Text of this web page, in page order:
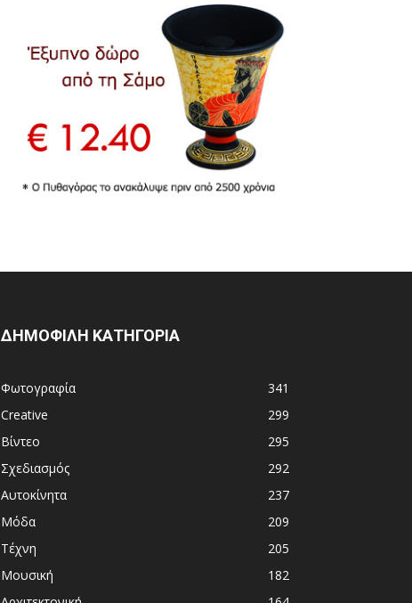
ΔΗΜΟΦΙΛΗ ΚΑΤΗΓΟΡΙΑ
Φωτογραφία
341
Creative
299
Βίντεο
295
Σχεδιασμός
292
Αυτοκίνητα
237
Μόδα
209
Τέχνη
205
Μουσική
182